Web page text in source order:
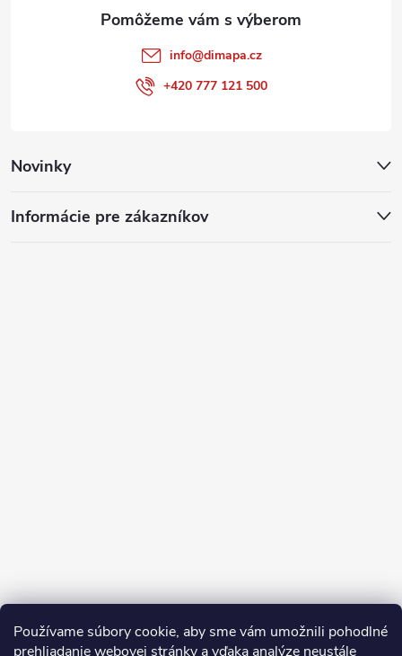
Používame súbory cookie, aby sme vám umožnili pohodlné
prehliadanie webovej stránky a vďaka analýze neustále
Novinky
Informácie pre zákazníkov
info@dimapa.cz
+420 777 121 500